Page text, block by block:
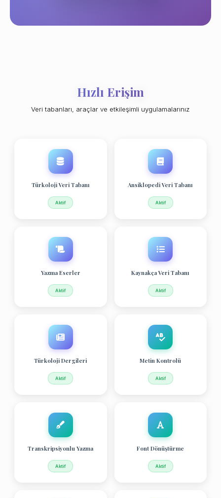
Hızlı Erişim
Veri tabanları, araçlar ve etkileşimli uygulamalarınız
Türkoloji Veri Tabanı
Aktif
Ansiklopedi Veri Tabanı
Aktif
Yazma Eserler
Aktif
Kaynakça Veri Tabanı
Aktif
Türkoloji Dergileri
Aktif
Metin Kontrolü
Aktif
Transkripsiyonlu Yazma
Aktif
Font Dönüştürme
Aktif